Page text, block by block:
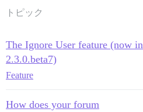
トピック
The Ignore User feature (now in
2.3.0.beta7)
Feature
How does your forum